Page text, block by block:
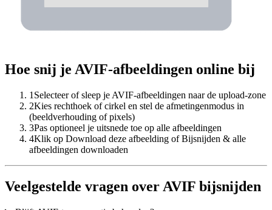
Hoe snij je AVIF-afbeeldingen online bij
1 Selecteer of sleep je AVIF-afbeeldingen naar de upload-zone
2Kies rechthoek of cirkel en stel de afmetingenmodus in
(beeldverhouding of pixels)
3Pas optioneel je uitsnede toe op alle afbeeldingen
4Klik op Download deze afbeelding of Bijsnijden & alle
afbeeldingen downloaden
Veelgestelde vragen over AVIF bijsnijden